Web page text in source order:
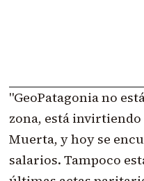
"GeoPatagonia no
zona, está invirtiendo
Muerta, y hoy se
salarios. Tampoco